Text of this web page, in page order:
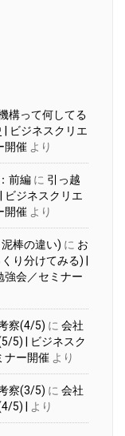
構って何してる
| ビジネスクリエ
開催 より
前編 に 引っ越
ビジネスクリエ
開催 より
棒の違い) に お
り分けてみる) |
強会／セミナー
察(4/5) に 会社
5) | ビジネスク
ナー開催 より
察(3/5) に 会社
5) |
より